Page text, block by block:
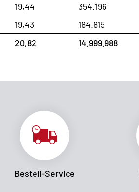
19,44 354.196
19,43 184.815
20,82 14.999.988
Bestell-Service